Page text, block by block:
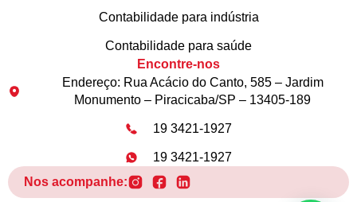
Contabilidade para indústria
Contabilidade para saúde
Encontre-nos
Endereço: Rua Acácio do Canto, 585 – Jardim
Monumento – Piracicaba/SP – 13405-189
19 3421-1927
19 3421-1927
Nos acompanhe: